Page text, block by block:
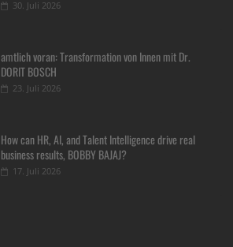
30. Juli 2026
amtlich voran: Transformation von Innen mit Dr.
DORIT BOSCH
23. Juli 2026
How can HR, AI, and Talent Intelligence drive real
business results, BOBBY BAJAJ?
17. Juli 2026